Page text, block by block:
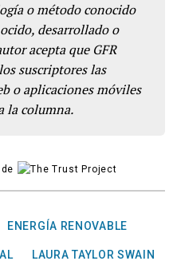
o método conocido
desarrollado o
acepta que GFR
suscriptores las
o aplicaciones móviles
la columna.
ENERGÍA RENOVABLE
LAURA TAYLOR SWAIN